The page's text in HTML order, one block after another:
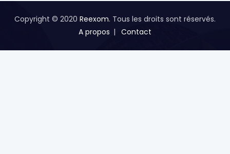
Copyright © 2020 Reexom. Tous les droits sont réservés.
A propos
Contact